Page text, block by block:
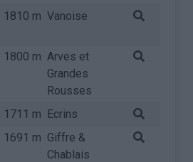
1810 m Vanoise
1800 m Arves et
Grandes
Rousses
1711 m Ecrins
1691 m Giffre &
Chablais